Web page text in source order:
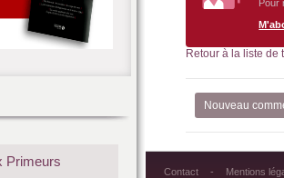
Pour
Retour à la liste de
Nouveau
Contact Mentions
Primeurs